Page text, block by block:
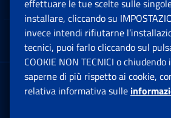
App mobile
Sede Legale : Via Ciro il
00144 Roma
effettuare le tue scelte sulle
installare, cliccando su
invece intendi rifiutarne
tecnici, puoi farlo cliccando sul
COOKIE NON TECNICI o
saperne di più rispetto ai cookie,
relativa informativa sulle